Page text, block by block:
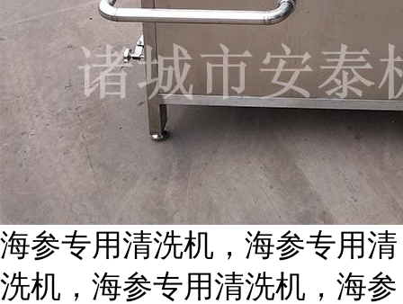
海参专用清洗机，海参专用清
洗机，海参专用清洗机，海参